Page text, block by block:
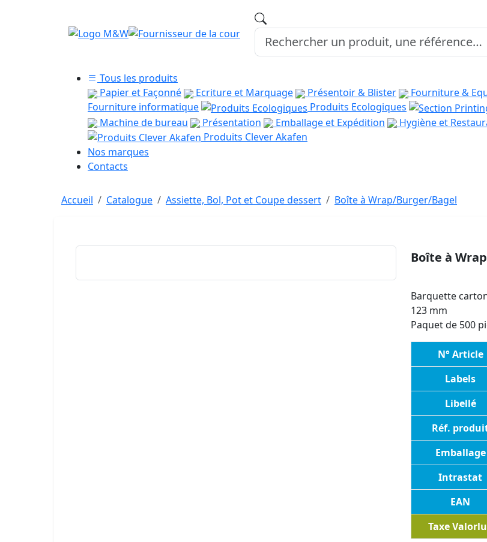
Tous les produits
Papier et Façonné
Ecriture et Marquage Présentoir & Blister Fourniture &
Fourniture informatique
Produits Ecologiques
Machine de bureau
Présentation Emballage et Expédition Hygiène et
Produits Clever Akafen
Nos marques
Contacts
Accueil Catalogue Assiette, Bol, Pot et Coupe dessert Boîte à Wrap/Burger/Bagel
Boîte à
Barquette
123 mm
Paquet de 500
N° Article
Labels
Libellé
Réf.
Emballage
Intrastat
EAN
Taxe